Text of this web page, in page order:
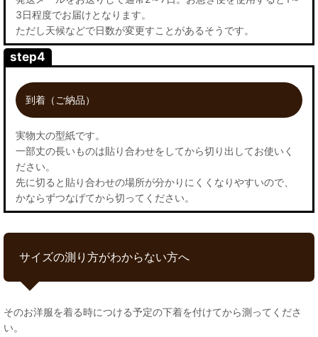
3日程度でお届けとなります。
ただし天候などで日数が変更すことがあるそうです。
step4
到着（ご納品）
実物大の型紙です。
一部丈の長いものは貼り合わせをしてから切り出してお使いく
ださい。
先に切ると貼り合わせの場所が分かりにくくなりやすいので、
かならずつなげてから切ってください。
サイズの測り方がわからない方へ
そのお洋服を着る時につける予定の下着を付けてから測ってくださ
い。